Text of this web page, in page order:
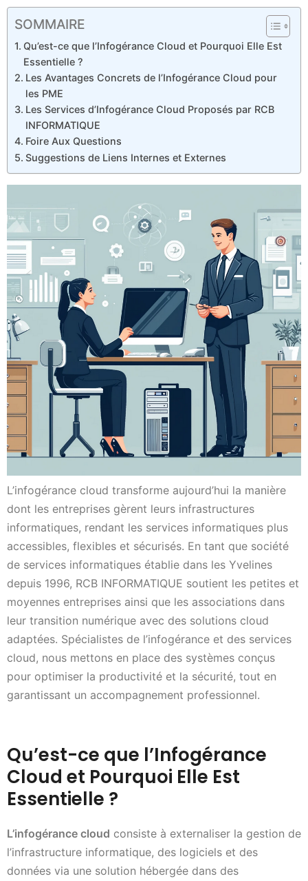
SOMMAIRE
Qu’est-ce que l’Infogérance Cloud et Pourquoi Elle Est
Essentielle ?
Les Avantages Concrets de l’Infogérance Cloud pour
les PME
Les Services d’Infogérance Cloud Proposés par RCB
INFORMATIQUE
Foire Aux Questions
Suggestions de Liens Internes et Externes
L’infogérance cloud transforme aujourd’hui la manière
dont les entreprises gèrent leurs infrastructures
informatiques, rendant les services informatiques plus
accessibles, flexibles et sécurisés. En tant que société
de services informatiques établie dans les Yvelines
depuis 1996, RCB INFORMATIQUE soutient les petites et
moyennes entreprises ainsi que les associations dans
leur transition numérique avec des solutions cloud
adaptées. Spécialistes de l’infogérance et des services
cloud, nous mettons en place des systèmes conçus
pour optimiser la productivité et la sécurité, tout en
garantissant un accompagnement professionnel.
Qu’est-ce que l’Infogérance
Cloud et Pourquoi Elle Est
Essentielle ?
L’infogérance cloud consiste à externaliser la gestion de
l’infrastructure informatique, des logiciels et des
données via une solution hébergée dans des